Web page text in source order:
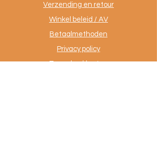
Verzending en retour
Winkel beleid / AV
Betaalmethoden
Privacy policy
Tevreden klanten